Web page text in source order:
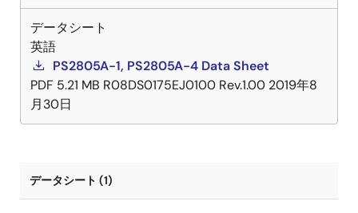
データシート
英語
PS2805A-1, PS2805A-4 Data Sheet
PDF 5.21 MB R08DS0175EJ0100 Rev.1.00 2019年8
月30日
データシート (1)